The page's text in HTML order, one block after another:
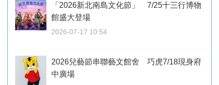
「2026新北南島文化節」 7/25十三行博物
館盛大登場
2026-07-17 10:54
2026兒藝節串聯藝文館舍 巧虎7/18現身府
中廣場